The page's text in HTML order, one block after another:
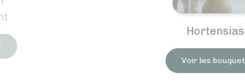
Hortensias
Voir les bouquets